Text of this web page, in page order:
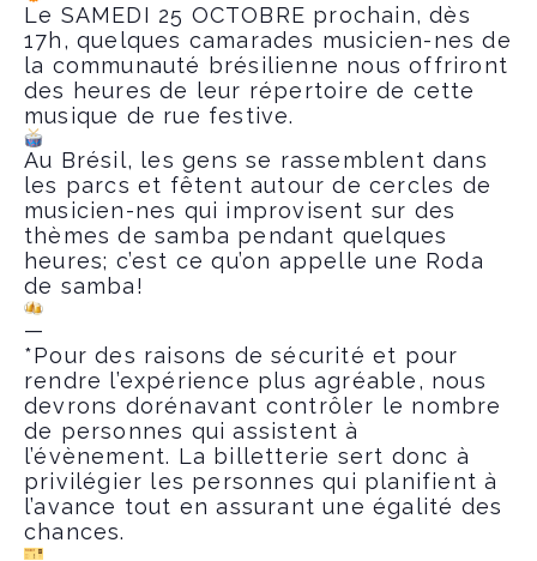
Le SAMEDI 25 OCTOBRE prochain, dès
17h, quelques camarades musicien-nes de
la communauté brésilienne nous offriront
des heures de leur répertoire de cette
musique de rue festive.
Au Brésil, les gens se rassemblent dans
les parcs et fêtent autour de cercles de
musicien-nes qui improvisent sur des
thèmes de samba pendant quelques
heures; c’est ce qu’on appelle une Roda
de samba!
—
*Pour des raisons de sécurité et pour
rendre l’expérience plus agréable, nous
devrons dorénavant contrôler le nombre
de personnes qui assistent à
l’évènement. La billetterie sert donc à
privilégier les personnes qui planifient à
l’avance tout en assurant une égalité des
chances.